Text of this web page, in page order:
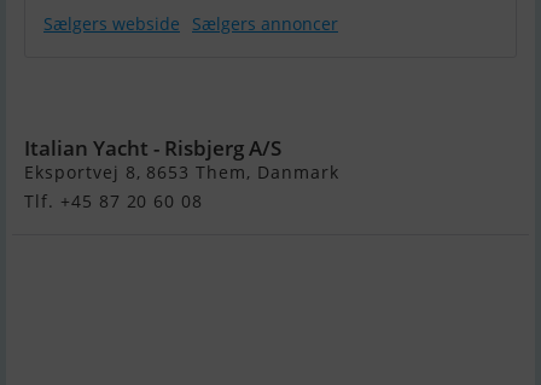
Sælgers webside Sælgers annoncer
Italian Yacht - Risbjerg A/S
Eksportvej 8, 8653 Them, Danmark
Tlf. +45 87 20 60 08